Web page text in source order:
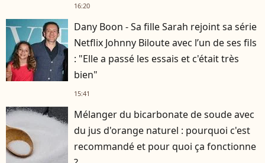
16:20
Dany Boon - Sa fille Sarah rejoint sa série
Netflix Johnny Biloute avec l’un de ses fils
: "Elle a passé les essais et c'était très
bien"
15:41
Mélanger du bicarbonate de soude avec
du jus d'orange naturel : pourquoi c'est
recommandé et pour quoi ça fonctionne